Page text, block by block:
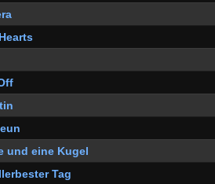
und eine Kugel
Tag